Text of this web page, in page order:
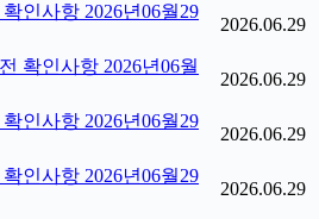
인사항 2026년06월29
2026.06.29
확인사항 2026년06월
2026.06.29
인사항 2026년06월29
2026.06.29
인사항 2026년06월29
2026.06.29